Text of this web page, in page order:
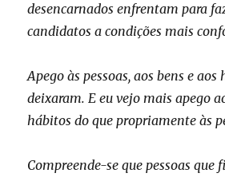
desencarnados enfrentam para
candidatos a condições mais
Apego às pessoas, aos bens e aos
deixaram. E eu vejo mais apego
hábitos do que propriamente às
Compreende-se que pessoas que